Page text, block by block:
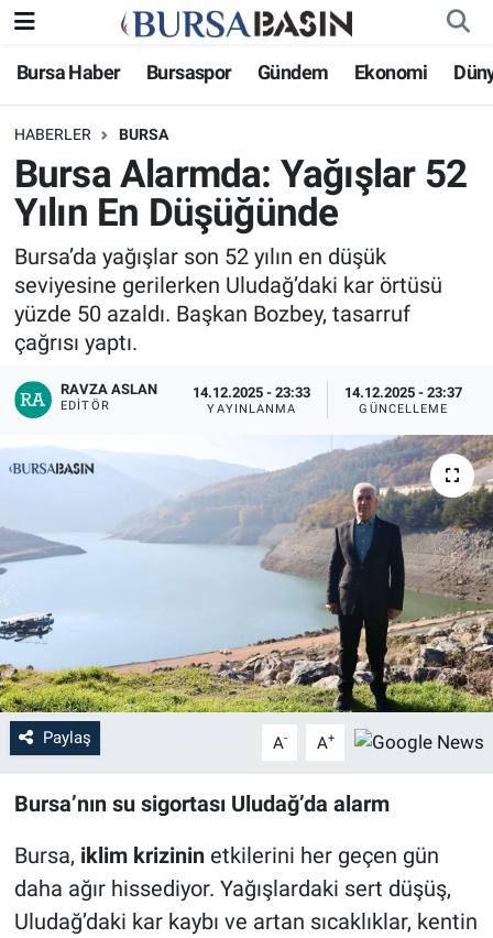
Bursa Haber Bursaspor Gündem Ekonomi
HABERLER BURSA
Bursa Alarmda: Yağışlar 52
Yılın En Düşüğünde
Bursa’da yağışlar son 52 yılın en düşük
seviyesine gerilerken Uludağ’daki kar örtüsü
yüzde 50 azaldı. Başkan Bozbey, tasarruf
çağrısı yaptı.
RAVZA ASLAN
EDITÖR
14.12.2025 - 23:33
YAYINLANMA
14.12.2025 - 23:37
GÜNCELLEME
Paylaş A- A+
Bursa’nın su sigortası Uludağ’da alarm
Bursa, iklim krizininetkilerini her geçen gün
daha ağır hissediyor. Yağışlardaki sert düşüş,
Uludağ’daki kar kaybı ve artan sıcaklıklar, kentin
Bursa Haber
Genel
Politika
Bilim, Teknoloji
KÜLTÜR-SANAT
Gündem
Sağlık
Dünya
Teknoloji
Magazin
Siyaset
Yaşam
Bursa Nöbetçi Eczaneler
Bursa Hava Durumu
Bursa Namaz Vakitleri
Bursa Trafik Yoğunluk Haritası
Süper Lig Puan Durumu ve Fikstür
Haber Arşivi